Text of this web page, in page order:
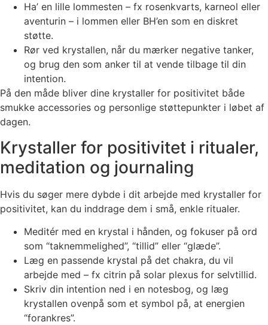
Ha’ en lille lommesten – fx rosenkvarts, karneol eller
aventurin – i lommen eller BH’en som en diskret
støtte.
Rør ved krystallen, når du mærker negative tanker,
og brug den som anker til at vende tilbage til din
intention.
På den måde bliver dine krystaller for positivitet både
smukke accessories og personlige støttepunkter i løbet af
dagen.
Krystaller for positivitet i ritualer,
meditation og journaling
Hvis du søger mere dybde i dit arbejde med krystaller for
positivitet, kan du inddrage dem i små, enkle ritualer.
Meditér med en krystal i hånden, og fokuser på ord
som “taknemmelighed”, “tillid” eller “glæde”.
Læg en passende krystal på det chakra, du vil
arbejde med – fx citrin på solar plexus for selvtillid.
Skriv din intention ned i en notesbog, og læg
krystallen ovenpå som et symbol på, at energien
“forankres”.